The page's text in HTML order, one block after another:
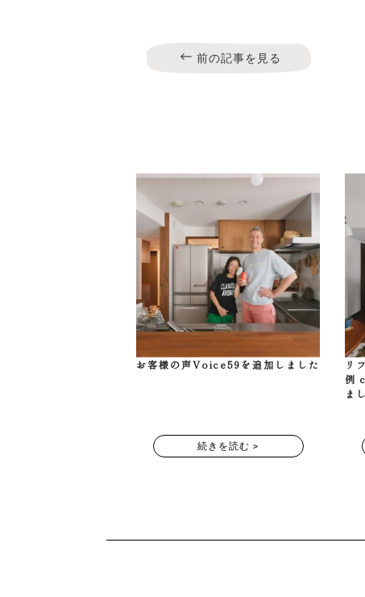
前の記事を見る
お客様の声Voice59を追加しました
続きを読む >
リ
例
ま